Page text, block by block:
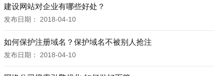
建设网站对企业有哪些好处？
发布日期： 2018-04-10
如何保护注册域名？保护域名不被别人抢注
发布日期： 2018-04-10